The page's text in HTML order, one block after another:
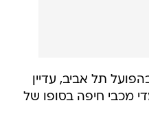
תל אביב, עדיין
מכבי חיפה בסופו של